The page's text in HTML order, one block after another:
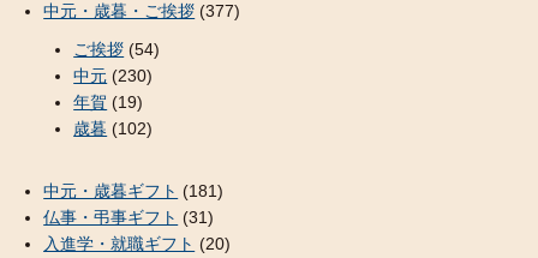
中元・歳暮・ご挨拶 (377)
ご挨拶 (54)
中元 (230)
年賀 (19)
歳暮 (102)
中元・歳暮ギフト (181)
仏事・弔事ギフト (31)
入進学・就職ギフト (20)